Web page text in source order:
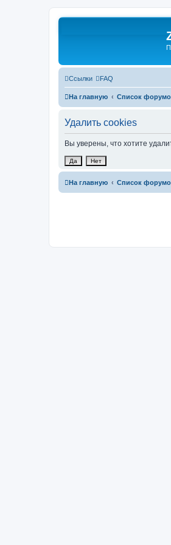
Ссылки FAQ
На главную Список
Удалить cookies
Вы уверены, что хотите
На главную Список